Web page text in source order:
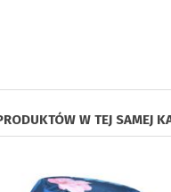
W TEJ SAMEJ